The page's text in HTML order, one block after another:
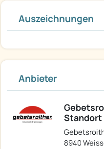
Auszeichnungen
Anbieter
Standort
8940